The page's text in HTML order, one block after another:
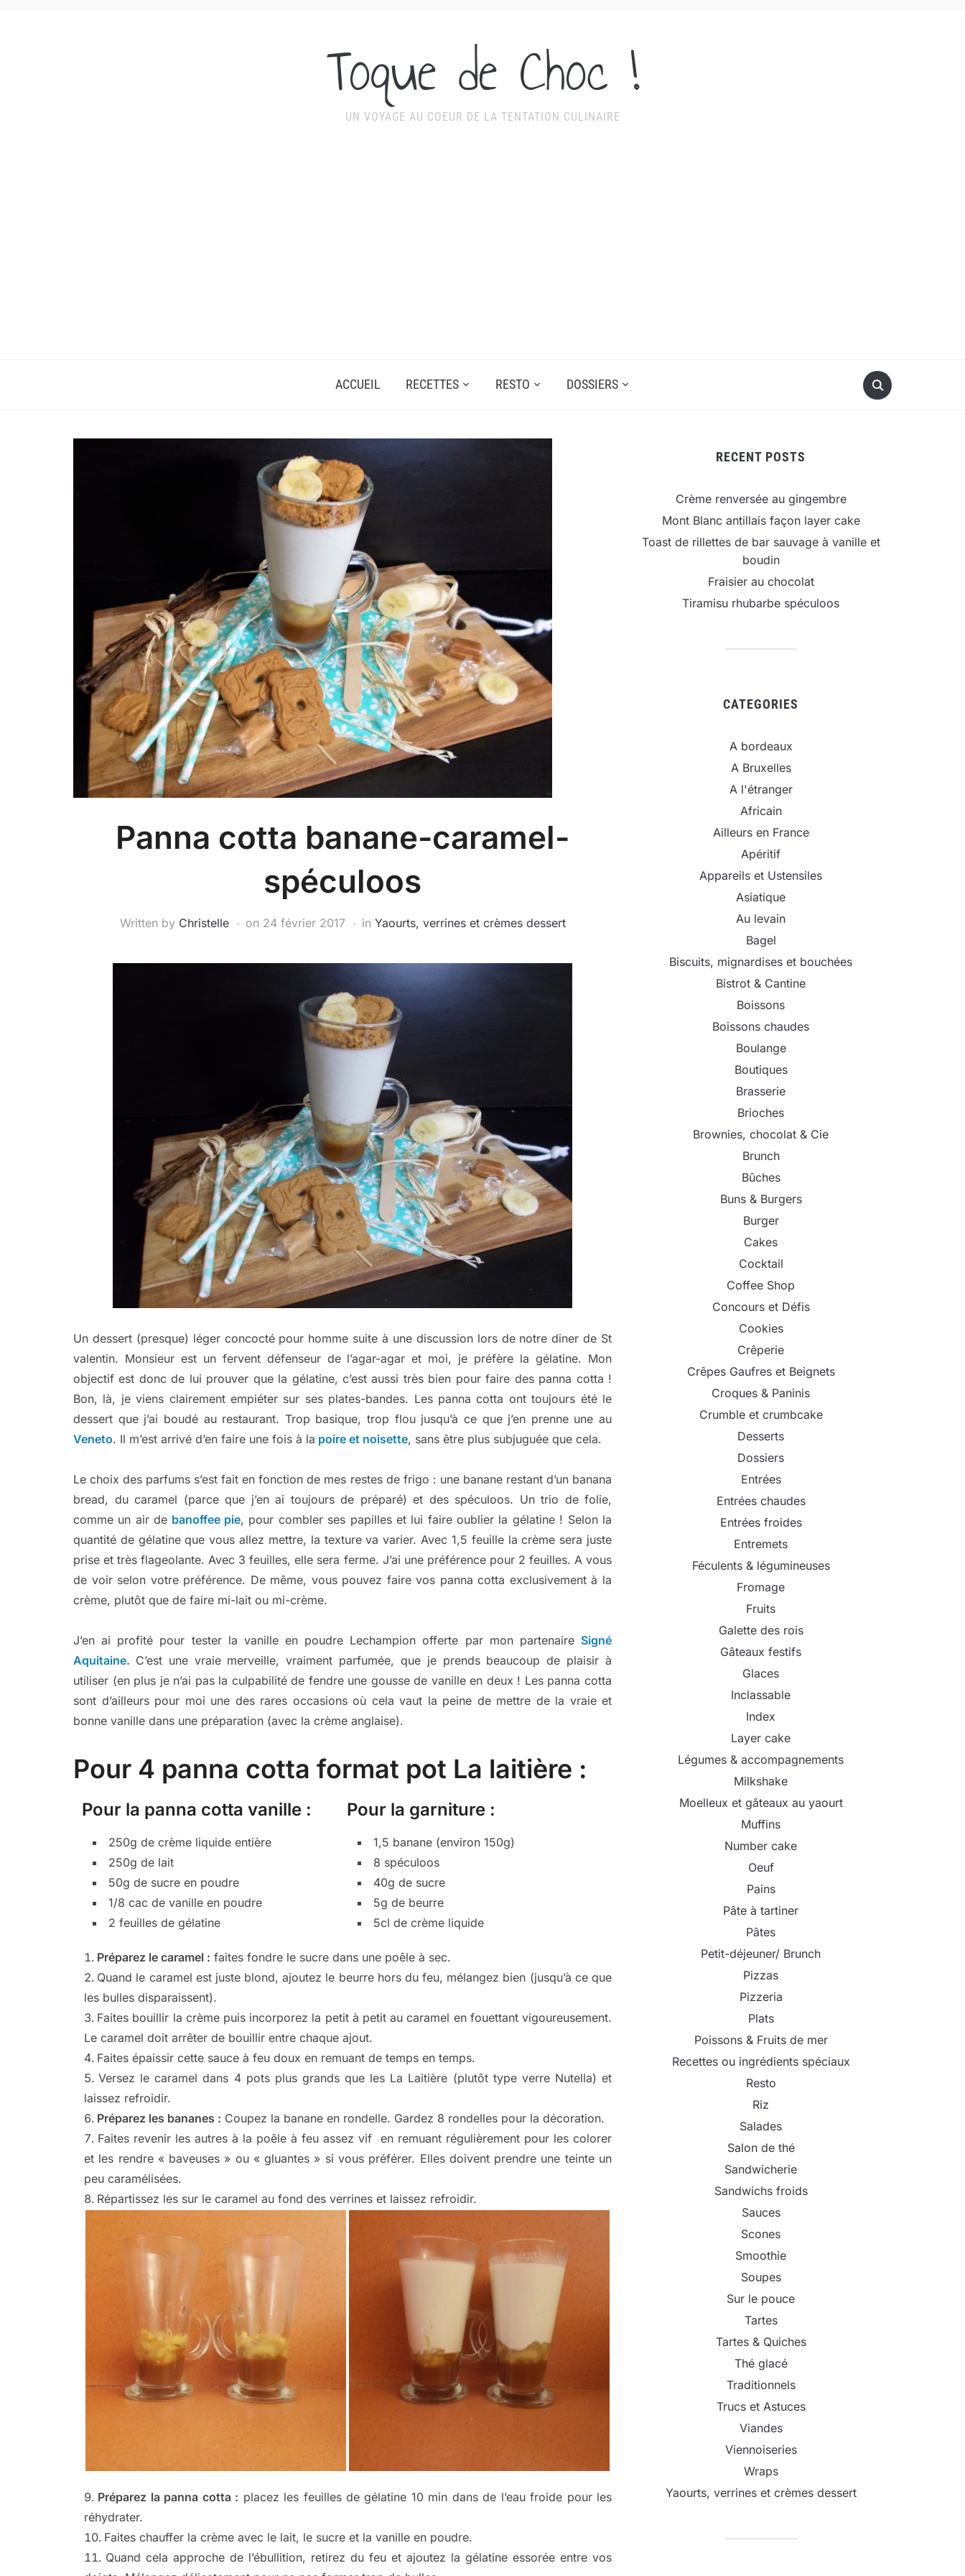
Toque de Choc !
UN VOYAGE AU COEUR DE LA TENTATION CULINAIRE
ACCUEIL RECETTES RESTO DOSSIERS
Panna cotta banane-caramel-
spéculoos
Written by Christelle on 24 février 2017 in Yaourts, verrines et crèmes dessert
Un dessert (presque) léger concocté pour homme suite à une discussion lors de notre diner de St
valentin. Monsieur est un fervent défenseur de l’agar-agar et moi, je préfère la gélatine. Mon
objectif est donc de lui prouver que la gélatine, c’est aussi très bien pour faire des panna cotta !
Bon, là, je viens clairement empiéter sur ses plates-bandes. Les panna cotta ont toujours été le
dessert que j’ai boudé au restaurant. Trop basique, trop flou jusqu’à ce que j’en prenne une au
Veneto. Il m’est arrivé d’en faire une fois à la poire et noisette, sans être plus subjuguée que cela.
Le choix des parfums s’est fait en fonction de mes restes de frigo : une banane restant d’un banana
bread, du caramel (parce que j’en ai toujours de préparé) et des spéculoos. Un trio de folie,
comme un air de banoffee pie, pour combler ses papilles et lui faire oublier la gélatine ! Selon la
quantité de gélatine que vous allez mettre, la texture va varier. Avec 1,5 feuille la crème sera juste
prise et très flageolante. Avec 3 feuilles, elle sera ferme. J’ai une préférence pour 2 feuilles. A vous
de voir selon votre préférence. De même, vous pouvez faire vos panna cotta exclusivement à la
crème, plutôt que de faire mi-lait ou mi-crème.
J’en ai profité pour tester la vanille en poudre Lechampion offerte par mon partenaire Signé
Aquitaine. C’est une vraie merveille, vraiment parfumée, que je prends beaucoup de plaisir à
utiliser (en plus je n’ai pas la culpabilité de fendre une gousse de vanille en deux ! Les panna cotta
sont d’ailleurs pour moi une des rares occasions où cela vaut la peine de mettre de la vraie et
bonne vanille dans une préparation (avec la crème anglaise).
Pour 4 panna cotta format pot La laitière :
Pour la panna cotta vanille :
250g de crème liquide entière
250g de lait
50g de sucre en poudre
1/8 cac de vanille en poudre
2 feuilles de gélatine
Pour la garniture :
1,5 banane (environ 150g)
8 spéculoos
40g de sucre
5g de beurre
5cl de crème liquide
Préparez le caramel : faites fondre le sucre dans une poêle à sec.
Quand le caramel est juste blond, ajoutez le beurre hors du feu, mélangez bien (jusqu’à ce que
les bulles disparaissent).
Faites bouillir la crème puis incorporez la petit à petit au caramel en fouettant vigoureusement.
Le caramel doit arrêter de bouillir entre chaque ajout.
Faites épaissir cette sauce à feu doux en remuant de temps en temps.
Versez le caramel dans 4 pots plus grands que les La Laitière (plutôt type verre Nutella) et
laissez refroidir.
Préparez les bananes : Coupez la banane en rondelle. Gardez 8 rondelles pour la décoration.
Faites revenir les autres à la poêle à feu assez vif en remuant régulièrement pour les colorer
et les rendre « baveuses » ou « gluantes » si vous préférer. Elles doivent prendre une teinte un
peu caramélisées.
Répartissez les sur le caramel au fond des verrines et laissez refroidir.
Préparez la panna cotta : placez les feuilles de gélatine 10 min dans de l’eau froide pour les
réhydrater.
Faites chauffer la crème avec le lait, le sucre et la vanille en poudre.
Quand cela approche de l’ébullition, retirez du feu et ajoutez la gélatine essorée entre vos
RECENT POSTS
Crème renversée au gingembre
Mont Blanc antillais façon layer cake
Toast de rillettes de bar sauvage à vanille et
boudin
Fraisier au chocolat
Tiramisu rhubarbe spéculoos
CATEGORIES
A bordeaux
A Bruxelles
A l'étranger
Africain
Ailleurs en France
Apéritif
Appareils et Ustensiles
Asiatique
Au levain
Bagel
Biscuits, mignardises et bouchées
Bistrot & Cantine
Boissons
Boissons chaudes
Boulange
Boutiques
Brasserie
Brioches
Brownies, chocolat & Cie
Brunch
Bûches
Buns & Burgers
Burger
Cakes
Cocktail
Coffee Shop
Concours et Défis
Cookies
Crêperie
Crêpes Gaufres et Beignets
Croques & Paninis
Crumble et crumbcake
Desserts
Dossiers
Entrées
Entrées chaudes
Entrées froides
Entremets
Féculents & légumineuses
Fromage
Fruits
Galette des rois
Gâteaux festifs
Glaces
Inclassable
Index
Layer cake
Légumes & accompagnements
Milkshake
Moelleux et gâteaux au yaourt
Muffins
Number cake
Oeuf
Pains
Pâte à tartiner
Pâtes
Petit-déjeuner/ Brunch
Pizzas
Pizzeria
Plats
Poissons & Fruits de mer
Recettes ou ingrédients spéciaux
Resto
Riz
Salades
Salon de thé
Sandwicherie
Sandwichs froids
Sauces
Scones
Smoothie
Soupes
Sur le pouce
Tartes
Tartes & Quiches
Thé glacé
Traditionnels
Trucs et Astuces
Viandes
Viennoiseries
Wraps
Yaourts, verrines et crèmes dessert